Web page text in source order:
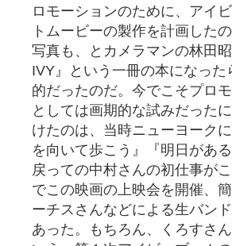
ロモーションのために、アイ
トムービーの製作を計画した
写真も、とカメラマンの林田
IVY』という一冊の本になっ
的だったのだ。今でこそプロ
としては画期的な試みだった
けたのは、当時ニューヨーク
を向いて歩こう』『明日があ
戻っての中村さんの初仕事が
でこの映画の上映会を開催、
ーチスさんなどによる生バン
あった。もちろん、くろすさ